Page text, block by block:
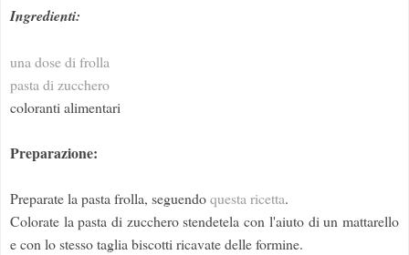
Ingredienti:
una dose di frolla
pasta di zucchero
coloranti alimentari
Preparazione:
Preparate la pasta frolla, seguendoquesta ricetta.
Colorate la pasta di zucchero stendetela con l'aiuto di un mattarello
e con lo stesso taglia biscotti ricavate delle formine.